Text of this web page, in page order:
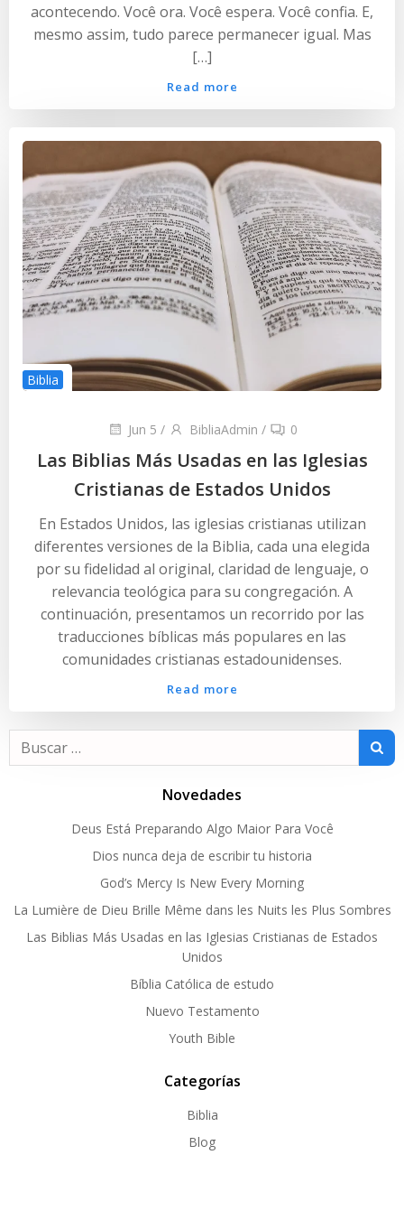
acontecendo. Você ora. Você espera. Você confia. E,
mesmo assim, tudo parece permanecer igual. Mas
[…]
Read more
Biblia
Jun 5 / BibliaAdmin / 0
Las Biblias Más Usadas en las Iglesias
Cristianas de Estados Unidos
En Estados Unidos, las iglesias cristianas utilizan
diferentes versiones de la Biblia, cada una elegida
por su fidelidad al original, claridad de lenguaje, o
relevancia teológica para su congregación. A
continuación, presentamos un recorrido por las
traducciones bíblicas más populares en las
comunidades cristianas estadounidenses.
Read more
Buscar:
Novedades
Deus Está Preparando Algo Maior Para Você
Dios nunca deja de escribir tu historia
God’s Mercy Is New Every Morning
La Lumière de Dieu Brille Même dans les Nuits les Plus Sombres
Las Biblias Más Usadas en las Iglesias Cristianas de Estados
Unidos
Bíblia Católica de estudo
Nuevo Testamento
Youth Bible
Categorías
Biblia
Blog